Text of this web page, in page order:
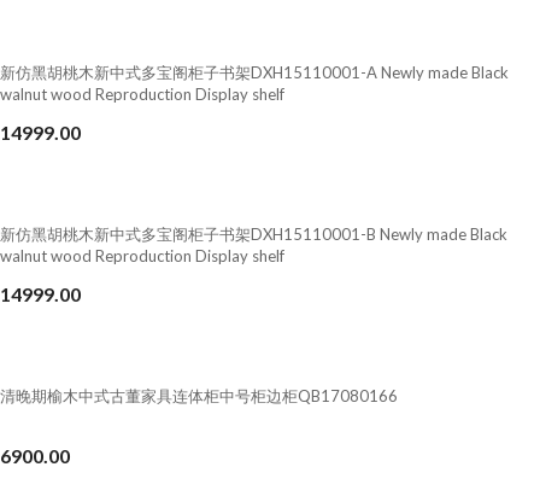
新仿黑胡桃木新中式多宝阁柜子书架DXH15110001-A Newly made Black
walnut wood Reproduction Display shelf
14999.00
新仿黑胡桃木新中式多宝阁柜子书架DXH15110001-B Newly made Black
walnut wood Reproduction Display shelf
14999.00
清晚期榆木中式古董家具连体柜中号柜边柜QB17080166
6900.00